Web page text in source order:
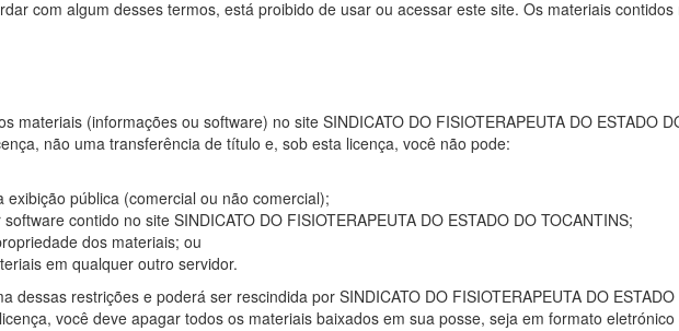
com algum desses termos, está proibido de usar ou acessar este site. Os materiais
(informações ou software) no site SINDICATO DO FISIOTERAPEUTA DO ESTADO
não uma transferência de título e, sob esta licença, você não pode:
pública (comercial ou não comercial);
contido no site SINDICATO DO FISIOTERAPEUTA DO ESTADO DO TOCANTINS;
dos materiais; ou
em qualquer outro servidor.
restrições e poderá ser rescindida por SINDICATO DO FISIOTERAPEUTA DO
você deve apagar todos os materiais baixados em sua posse, seja em formato